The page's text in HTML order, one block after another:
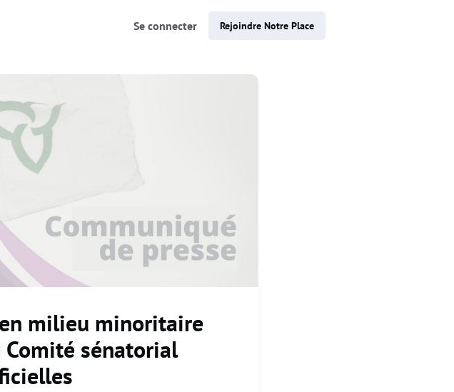
Se connecter Rejoindre Notre Place
milieu minoritaire
Comité sénatorial